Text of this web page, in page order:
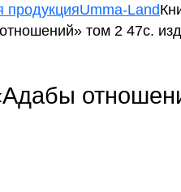
продукцияUmma-Land